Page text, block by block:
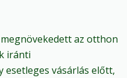
az otthon
iránti
esetleges vásárlás előtt,